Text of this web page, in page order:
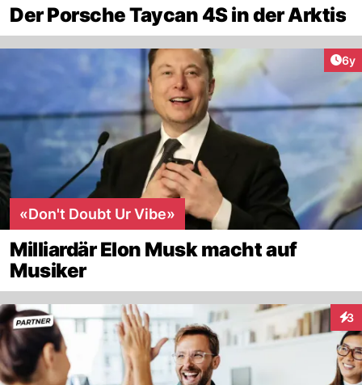
Der Porsche Taycan 4S in der Arktis
6y
«Don't Doubt Ur Vibe»
Milliardär Elon Musk macht auf
Musiker
3